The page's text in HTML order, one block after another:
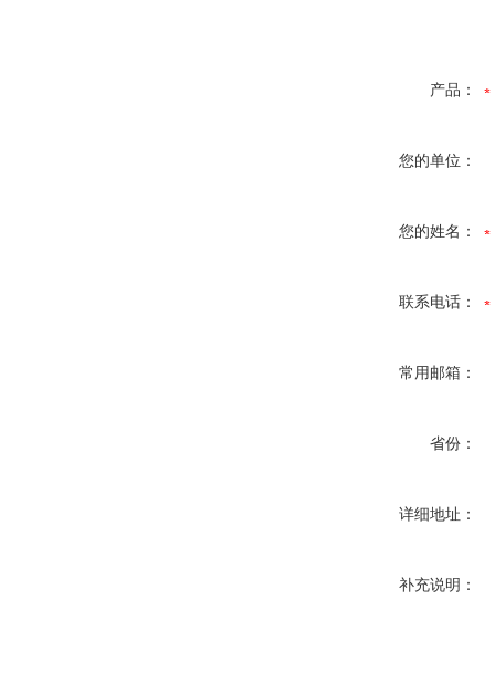
产品：
您的单位：
您的姓名：
联系电话：
常用邮箱：
省份：
详细地址：
补充说明：